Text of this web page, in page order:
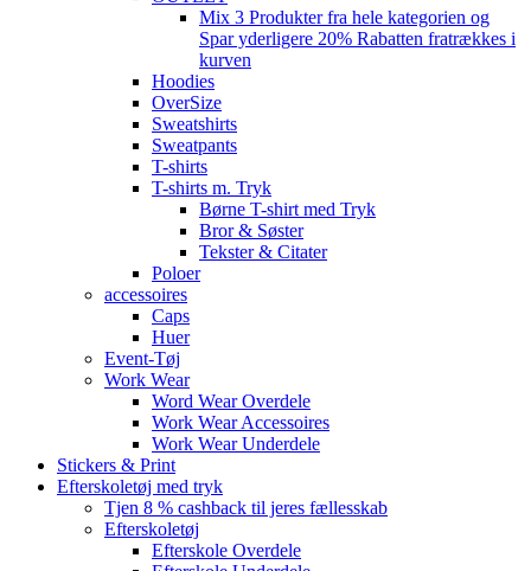
Mix 3 Produkter fra hele kategorien og
Spar yderligere 20% Rabatten fratrækkes i
kurven
Hoodies
OverSize
Sweatshirts
Sweatpants
T-shirts
T-shirts m. Tryk
Børne T-shirt med Tryk
Bror & Søster
Tekster & Citater
Poloer
accessoires
Caps
Huer
Event-Tøj
Work Wear
Word Wear Overdele
Work Wear Accessoires
Work Wear Underdele
Stickers & Print
Efterskoletøj med tryk
Tjen 8 % cashback til jeres fællesskab
Efterskoletøj
Efterskole Overdele